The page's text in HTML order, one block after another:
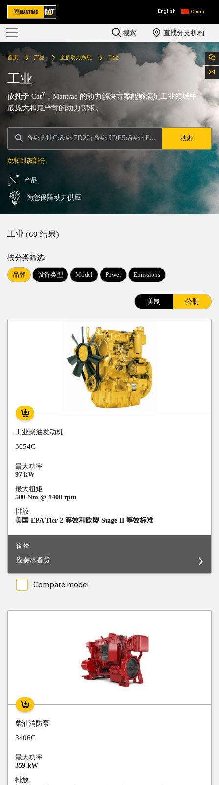
English China
搜索 查找分支机构
首页 产品 全新动力系统 工业
工业
依托于 Cat® ，Mantrac 的动力解决方案能够满足工业领域中
最庞大和最严苛的动力需求。
搜索
跳转到该部分:
产品
为您保障动力供应
工业 (69 结果)
按分类筛选:
品牌 设备类型 Model Power Emissions
美制 公制
工业柴油发动机
3054C
最大功率
97 kW
最大扭矩
500 Nm @ 1400 rpm
排放
美国 EPA Tier 2 等效和欧盟 Stage II 等效标准
询价
应要求备货
Compare model
柴油消防泵
3406C
最大功率
359 kW
排放